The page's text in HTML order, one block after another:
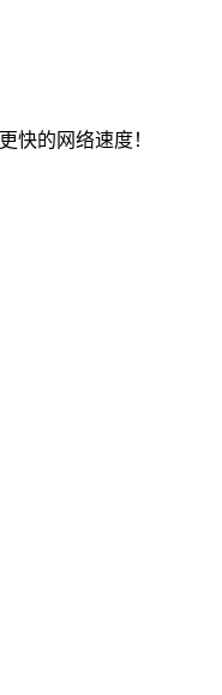
快的网络速度！